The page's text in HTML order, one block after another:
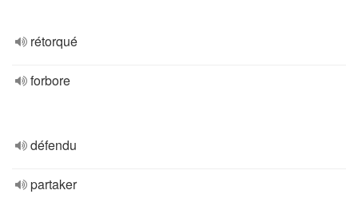
rétorqué
forbore
défendu
partaker